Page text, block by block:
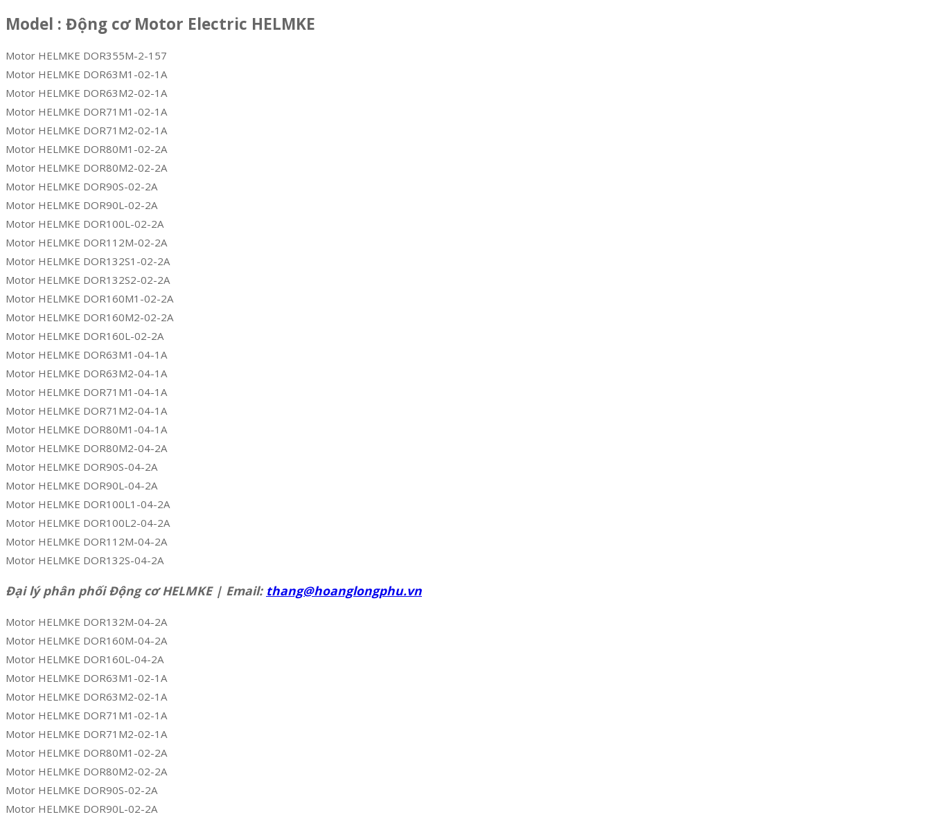
Model : Động cơ Motor Electric HELMKE
Motor HELMKE DOR355M-2-157
Motor HELMKE DOR63M1-02-1A
Motor HELMKE DOR63M2-02-1A
Motor HELMKE DOR71M1-02-1A
Motor HELMKE DOR71M2-02-1A
Motor HELMKE DOR80M1-02-2A
Motor HELMKE DOR80M2-02-2A
Motor HELMKE DOR90S-02-2A
Motor HELMKE DOR90L-02-2A
Motor HELMKE DOR100L-02-2A
Motor HELMKE DOR112M-02-2A
Motor HELMKE DOR132S1-02-2A
Motor HELMKE DOR132S2-02-2A
Motor HELMKE DOR160M1-02-2A
Motor HELMKE DOR160M2-02-2A
Motor HELMKE DOR160L-02-2A
Motor HELMKE DOR63M1-04-1A
Motor HELMKE DOR63M2-04-1A
Motor HELMKE DOR71M1-04-1A
Motor HELMKE DOR71M2-04-1A
Motor HELMKE DOR80M1-04-1A
Motor HELMKE DOR80M2-04-2A
Motor HELMKE DOR90S-04-2A
Motor HELMKE DOR90L-04-2A
Motor HELMKE DOR100L1-04-2A
Motor HELMKE DOR100L2-04-2A
Motor HELMKE DOR112M-04-2A
Motor HELMKE DOR132S-04-2A
Đại lý phân phối Động cơ HELMKE | Email: thang@hoanglongphu.vn
Motor HELMKE DOR132M-04-2A
Motor HELMKE DOR160M-04-2A
Motor HELMKE DOR160L-04-2A
Motor HELMKE DOR63M1-02-1A
Motor HELMKE DOR63M2-02-1A
Motor HELMKE DOR71M1-02-1A
Motor HELMKE DOR71M2-02-1A
Motor HELMKE DOR80M1-02-2A
Motor HELMKE DOR80M2-02-2A
Motor HELMKE DOR90S-02-2A
Motor HELMKE DOR90L-02-2A